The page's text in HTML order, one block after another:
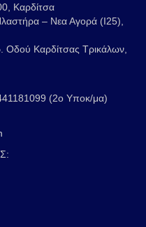
Καρδίτσα
– Νεα Αγορά (Ι25),
Καρδίτσας Τρικάλων,
(2ο Υποκ/μα)